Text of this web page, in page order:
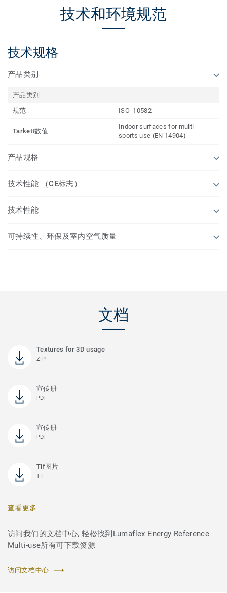
技术和环境规范
技术规格
产品类别
产品类别
规范
ISO_10582
Tarkett数值
Indoor surfaces for multi-
sports use (EN 14904)
产品规格
技术性能 （CE标志）
技术性能
可持续性、环保及室内空气质量
文档
Textures for 3D usage
ZIP
宣传册
PDF
宣传册
PDF
Tif图片
TIF
查看更多
访问我们的文档中心, 轻松找到Lumaflex Energy Reference
Multi-use所有可下载资源
访问文档中心